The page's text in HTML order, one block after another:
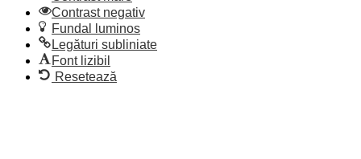
Contrast negativ
Fundal luminos
Legături subliniate
Font lizibil
Resetează